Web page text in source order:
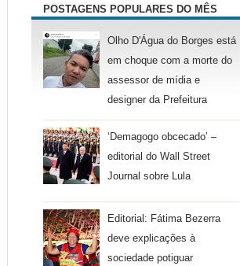
POSTAGENS POPULARES DO MÊS
Olho D'Água do Borges está
em choque com a morte do
assessor de mídia e
designer da Prefeitura
‘Demagogo obcecado’ –
editorial do Wall Street
Journal sobre Lula
Editorial: Fátima Bezerra
deve explicações à
sociedade potiguar